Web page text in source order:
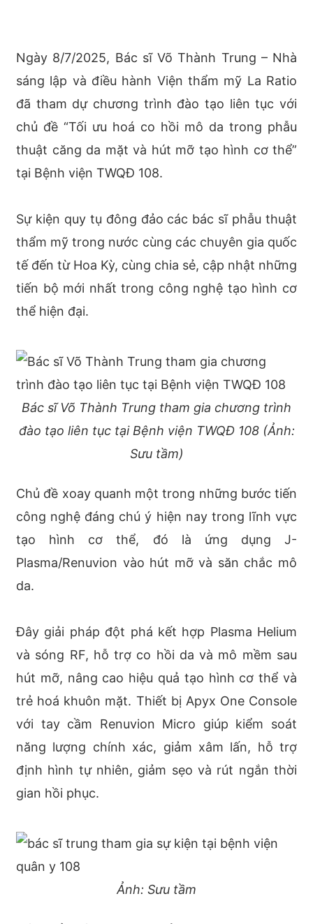
Ngày 8/7/2025, Bác sĩ Võ Thành Trung – Nhà
sáng lập và điều hành Viện thẩm mỹ La Ratio
đã tham dự chương trình đào tạo liên tục với
chủ đề “Tối ưu hoá co hồi mô da trong phẫu
thuật căng da mặt và hút mỡ tạo hình cơ thể”
tại Bệnh viện TWQĐ 108.
Sự kiện quy tụ đông đảo các bác sĩ phẫu thuật
thẩm mỹ trong nước cùng các chuyên gia quốc
tế đến từ Hoa Kỳ, cùng chia sẻ, cập nhật những
tiến bộ mới nhất trong công nghệ tạo hình cơ
thể hiện đại.
Bác sĩ Võ Thành Trung tham gia chương trình
đào tạo liên tục tại Bệnh viện TWQĐ 108 (Ảnh:
Sưu tầm)
Chủ đề xoay quanh một trong những bước tiến
công nghệ đáng chú ý hiện nay trong lĩnh vực
tạo hình cơ thể, đó là ứng dụng J-
Plasma/Renuvion vào hút mỡ và săn chắc mô
da.
Đây giải pháp đột phá kết hợp Plasma Helium
và sóng RF, hỗ trợ co hồi da và mô mềm sau
hút mỡ, nâng cao hiệu quả tạo hình cơ thể và
trẻ hoá khuôn mặt. Thiết bị Apyx One Console
với tay cầm Renuvion Micro giúp kiểm soát
năng lượng chính xác, giảm xâm lấn, hỗ trợ
định hình tự nhiên, giảm sẹo và rút ngắn thời
gian hồi phục.
Ảnh: Sưu tầm